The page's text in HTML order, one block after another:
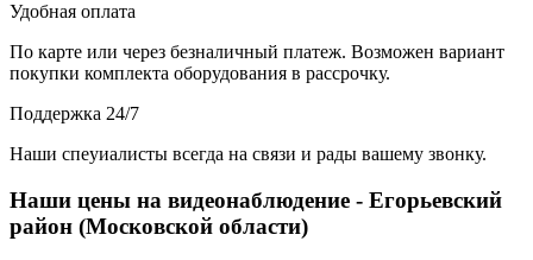
Удобная оплата
По карте или через безналичный платеж. Возможен вариант
покупки комплекта оборудования в рассрочку.
Поддержка 24/7
Наши спеуиалисты всегда на связи и рады вашему звонку.
Наши цены на видеонаблюдение - Егорьевский
район (Московской области)